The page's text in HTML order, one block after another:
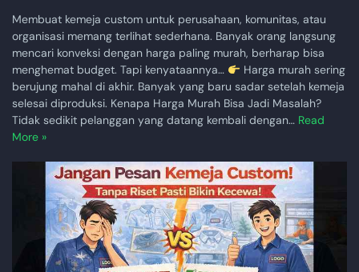
Membuat kemeja custom untuk perusahaan, komunitas, atau
organisasi memang terlihat sederhana. Banyak orang langsung
mencari konveksi dengan harga paling murah, berharap bisa
menghemat budget. Tapi kenyataannya…
Harga murah sering
berujung mahal di akhir. Banyak yang baru sadar setelah kemeja
selesai diproduksi. Kenapa Harga Murah Bisa Jadi Masalah?
Tidak sedikit pelanggan yang datang kembali dengan… Read
More »